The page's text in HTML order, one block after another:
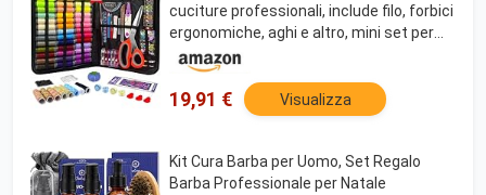
cuciture professionali, include filo, forbici
ergonomiche, aghi e altro, mini set per
principianti, viaggi, casa, scuola e regalo
fai-da-te
19,91 € Visualizza
Kit Cura Barba per Uomo, Set Regalo
Barba Professionale per Natale